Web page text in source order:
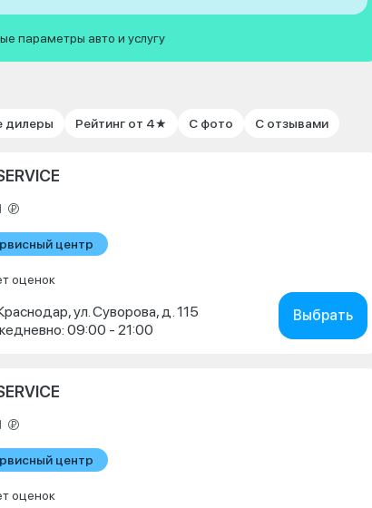
параметры авто и услугу
дилеры Рейтинг от 4★ С фото С отзывами
центр
оценок
ул. Суворова, д. 115
09:00 - 21:00
Выбрать
центр
оценок